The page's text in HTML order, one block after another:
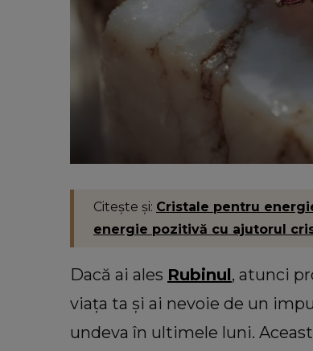
Citește și: Cristale pentru
energie pozitivă cu ajutorul
Dacă ai ales Rubinul, atunci
viața ta și ai nevoie de un
undeva în ultimele luni.